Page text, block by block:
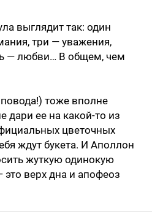
выглядит так: один
три — уважения,
— любви… В общем, чем
тоже вполне
дари ее на какой-то из
цветочных
ждут букета. И Аполлон
жуткую одинокую
верх дна и апофеоз